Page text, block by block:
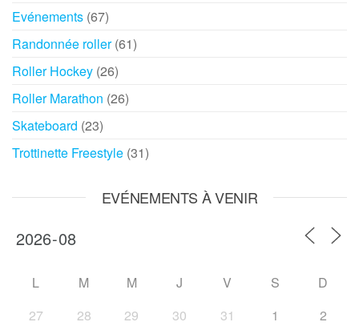
Evénements (67)
Randonnée roller(61)
Roller Hockey (26)
Roller Marathon (26)
Skateboard (23)
Trottinette Freestyle (31)
EVÉNEMENTS À VENIR
L M M J V S
D
27
28 29 30 31 1
2